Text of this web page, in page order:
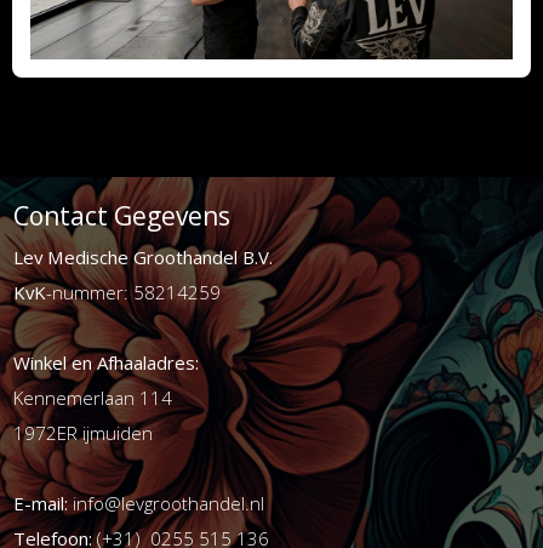
Contact Gegevens
Lev Medische Groothandel B.V.
KvK-nummer: 58214259
Winkel en Afhaaladres:
Kennemerlaan 114
1972ER ijmuiden
E-mail:info@levgroothandel.nl
Telefoon:(+31) 0255 515 136